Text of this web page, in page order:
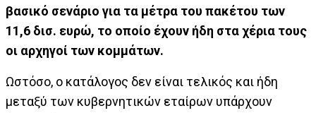
βασικό σενάριο για τα μέτρα του πακέτου των
11,6 δισ. ευρώ, το οποίο έχουν ήδη στα χέρια τους
οι αρχηγοί των κομμάτων.
Ωστόσο, ο κατάλογος δεν είναι τελικός και ήδη
μεταξύ των κυβερνητικών εταίρων υπάρχουν